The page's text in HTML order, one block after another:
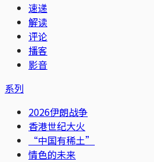
速递
解读
评论
播客
影音
系列
2026伊朗战争
香港世纪大火
“中国有稀土”
情色的未来